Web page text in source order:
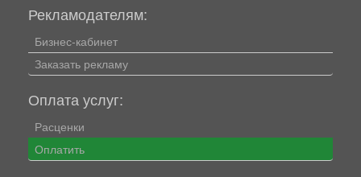
Рекламодателям:
Бизнес-кабинет
Заказать рекламу
Оплата услуг:
Расценки
Оплатить